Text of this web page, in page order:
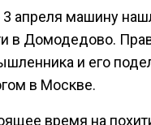
апреля машину
в Домодедово.
и его
в Москве.
время на